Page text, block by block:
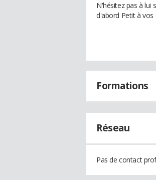
N'hésitez pas à lui
d'abord Petit à vos
Formations
Réseau
Pas de contact